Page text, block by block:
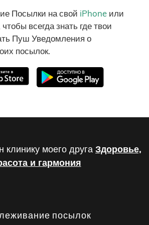
Посылки на свой iPhone или
всегда знать где твои
Пуш Уведомления о
посылок.
клинику моего друга Здоровье,
и гармония
посылок